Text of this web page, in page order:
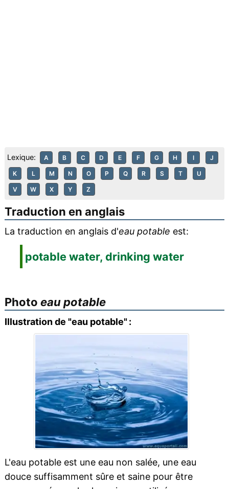
Lexique: A B C D E F G H I J
K L M N O P Q R S T U
V W X Y Z
Traduction en anglais
La traduction en anglais d'eau potable est:
potable water, drinking water
Photo eau potable
Illustration de "eau potable" :
L'eau potable est une eau non salée, une eau
douce suffisamment sûre et saine pour être